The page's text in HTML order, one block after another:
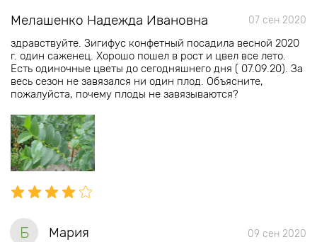
Мелашенко Надежда Ивановна 07 сен 2020
здравствуйте. Зигифус конфетный посадила весной 2020
г. один саженец. Хорошо пошел в рост и цвел все лето.
Есть одиночные цветы до сегодняшнего дня ( 07.09.20). За
весь сезон не завязался ни один плод. Объясните,
пожалуйста, почему плоды не завязываются?
Б Мария 09 сен 2020